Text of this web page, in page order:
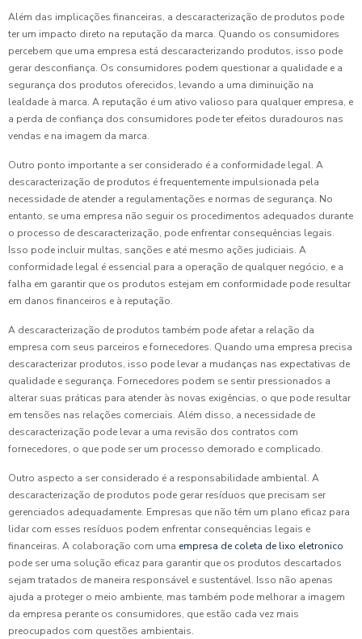
Além das implicações financeiras, a descaracterização de produtos pode
ter um impacto direto na reputação da marca. Quando os consumidores
percebem que uma empresa está descaracterizando produtos, isso pode
gerar desconfiança. Os consumidores podem questionar a qualidade e a
segurança dos produtos oferecidos, levando a uma diminuição na
lealdade à marca. A reputação é um ativo valioso para qualquer empresa, e
a perda de confiança dos consumidores pode ter efeitos duradouros nas
vendas e na imagem da marca.
Outro ponto importante a ser considerado é a conformidade legal. A
descaracterização de produtos é frequentemente impulsionada pela
necessidade de atender a regulamentações e normas de segurança. No
entanto, se uma empresa não seguir os procedimentos adequados durante
o processo de descaracterização, pode enfrentar consequências legais.
Isso pode incluir multas, sanções e até mesmo ações judiciais. A
conformidade legal é essencial para a operação de qualquer negócio, e a
falha em garantir que os produtos estejam em conformidade pode resultar
em danos financeiros e à reputação.
A descaracterização de produtos também pode afetar a relação da
empresa com seus parceiros e fornecedores. Quando uma empresa precisa
descaracterizar produtos, isso pode levar a mudanças nas expectativas de
qualidade e segurança. Fornecedores podem se sentir pressionados a
alterar suas práticas para atender às novas exigências, o que pode resultar
em tensões nas relações comerciais. Além disso, a necessidade de
descaracterização pode levar a uma revisão dos contratos com
fornecedores, o que pode ser um processo demorado e complicado.
Outro aspecto a ser considerado é a responsabilidade ambiental. A
descaracterização de produtos pode gerar resíduos que precisam ser
gerenciados adequadamente. Empresas que não têm um plano eficaz para
lidar com esses resíduos podem enfrentar consequências legais e
financeiras. A colaboração com uma empresa de coleta de lixo eletronico
pode ser uma solução eficaz para garantir que os produtos descartados
sejam tratados de maneira responsável e sustentável. Isso não apenas
ajuda a proteger o meio ambiente, mas também pode melhorar a imagem
da empresa perante os consumidores, que estão cada vez mais
preocupados com questões ambientais.